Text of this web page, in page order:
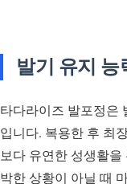
발기 유지 능
타다라이즈 발포정은
입니다. 복용한 후 최
보다 유연한 성생활
박한 상황이 아닐 때